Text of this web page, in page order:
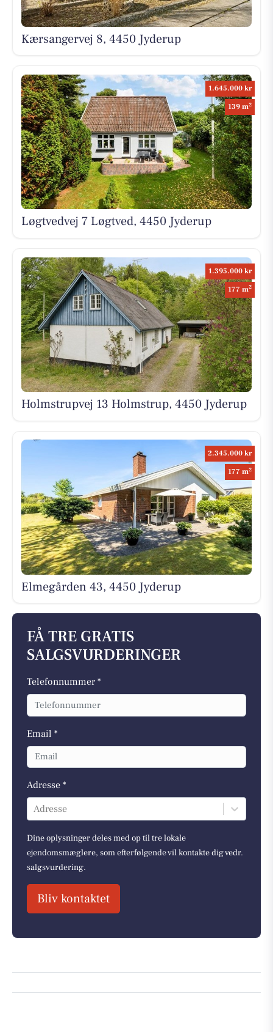
Kærsangervej 8, 4450 Jyderup
1.645.000 kr
139 m2
Løgtvedvej 7 Løgtved, 4450 Jyderup
1.395.000 kr
177 m2
Holmstrupvej 13 Holmstrup, 4450 Jyderup
2.345.000 kr
177 m2
Elmegården 43, 4450 Jyderup
FÅ TRE GRATIS
SALGSVURDERINGER
Telefonnummer *
Email *
Adresse *
Adresse
Dine oplysninger deles med op til tre lokale
ejendomsmæglere, som efterfølgende vil kontakte dig vedr.
salgsvurdering.
Bliv kontaktet